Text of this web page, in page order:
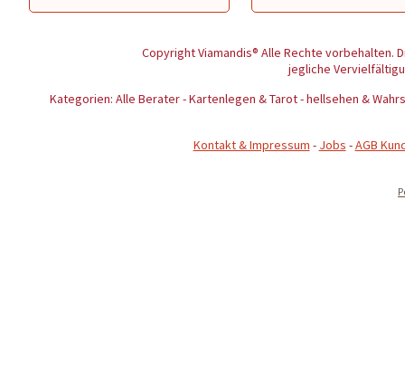
Copyright Viamandis® Alle Rechte vorbehalten.
jegliche
Kategorien: Alle Berater - Kartenlegen & Tarot - hellsehen &
Kontakt & Impressum - Jobs -AGB